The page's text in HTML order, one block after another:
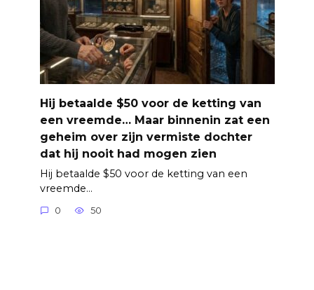
Hij betaalde $50 voor de ketting van
een vreemde… Maar binnenin zat een
geheim over zijn vermiste dochter
dat hij nooit had mogen zien
Hij betaalde $50 voor de ketting van een
vreemde…
0 50